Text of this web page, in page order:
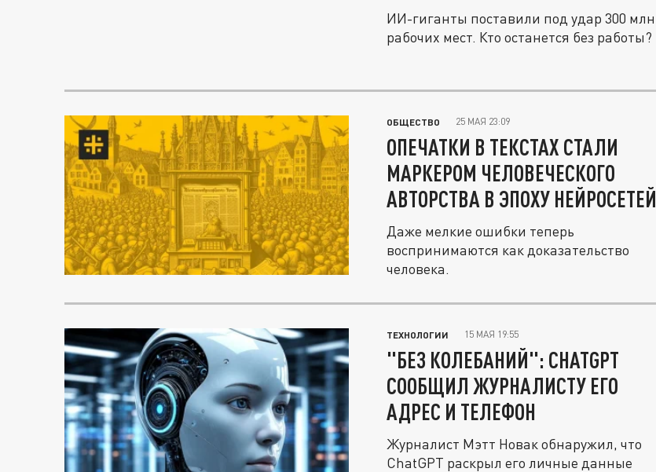
ИИ-гиганты поставили под удар 300 млн
рабочих мест. Кто останется без работы?
ОБЩЕСТВО 25 МАЯ 23:09
ОПЕЧАТКИ В ТЕКСТАХ СТАЛИ
МАРКЕРОМ ЧЕЛОВЕЧЕСКОГО
АВТОРСТВА В ЭПОХУ НЕЙРОСЕТЕЙ
Даже мелкие ошибки теперь
воспринимаются как доказательство
человека.
ТЕХНОЛОГИИ 15 МАЯ 19:55
"БЕЗ КОЛЕБАНИЙ": CHATGPT
СООБЩИЛ ЖУРНАЛИСТУ ЕГО
АДРЕС И ТЕЛЕФОН
Журналист Мэтт Новак обнаружил, что
ChatGPT раскрыл его личные данные